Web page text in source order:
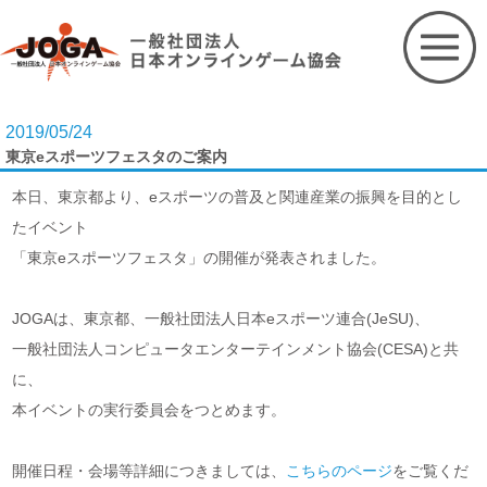
content
2019/05/24
東京eスポーツフェスタのご案内
本日、東京都より、eスポーツの普及と関連産業の振興を目的とし
たイベント
「東京eスポーツフェスタ」の開催が発表されました。
JOGAは、東京都、一般社団法人日本eスポーツ連合(JeSU)、
一般社団法人コンピュータエンターテインメント協会(CESA)と共
に、
本イベントの実行委員会をつとめます。
開催日程・会場等詳細につきましては、 こちらのページをご覧くだ